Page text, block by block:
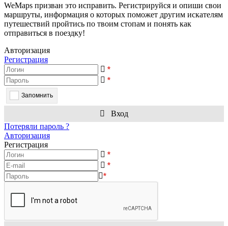
WeMaps призван это исправить. Регистрируйся и опиши свои
маршруты, информация о которых поможет другим искателям
путешествий пройтись по твоим стопам и понять как
отправиться в поездку!
Авторизация
Регистрация
*
*
Запомнить
Вход
Потеряли пароль ?
Авторизация
Регистрация
*
*
*